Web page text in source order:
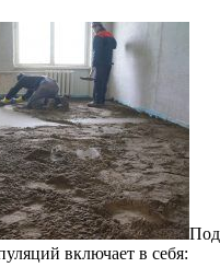
включает в себя: